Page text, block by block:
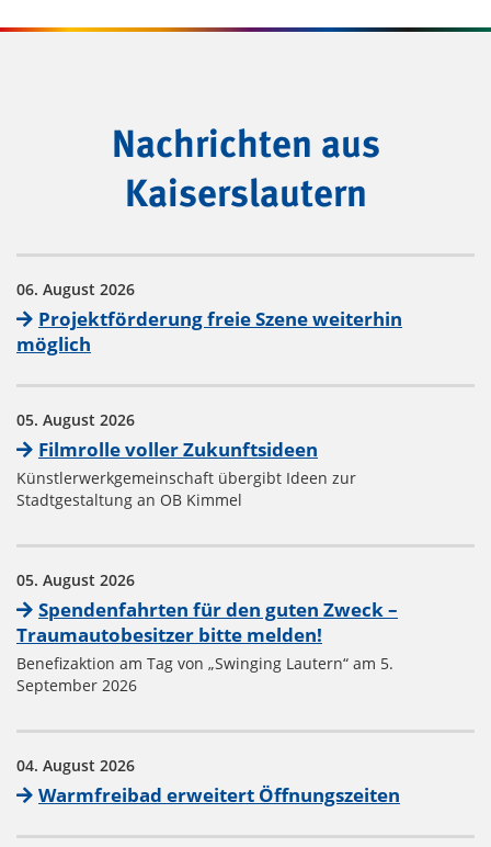
Nachrichten aus
Kaiserslautern
06. August 2026
Projektförderung freie Szene weiterhin
möglich
05. August 2026
Filmrolle voller Zukunftsideen
Künstlerwerkgemeinschaft übergibt Ideen zur
Stadtgestaltung an OB Kimmel
05. August 2026
Spendenfahrten für den guten Zweck –
Traumautobesitzer bitte melden!
Benefizaktion am Tag von „Swinging Lautern“ am 5.
September 2026
04. August 2026
Warmfreibad erweitert Öffnungszeiten